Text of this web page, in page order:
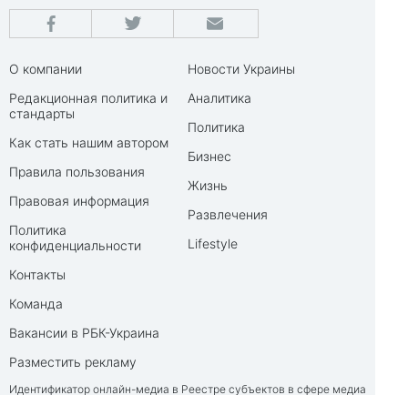
О компании
Редакционная политика и
стандарты
Как стать нашим автором
Правила пользования
Правовая информация
Политика
конфиденциальности
Контакты
Команда
Вакансии в РБК-Украина
Разместить рекламу
Новости Украины
Аналитика
Политика
Бизнес
Жизнь
Развлечения
Lifestyle
Идентификатор онлайн-медиа в Реестре субъектов в сфере медиа